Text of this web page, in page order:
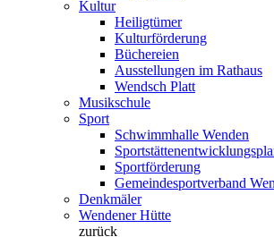
Kultur
Heiligtümer
Kulturförderung
Büchereien
Ausstellungen im Rathaus
Wendsch Platt
Musikschule
Sport
Schwimmhalle Wenden
Sportförderung
Gemeindesportverband
Denkmäler
Wendener Hütte
zurück